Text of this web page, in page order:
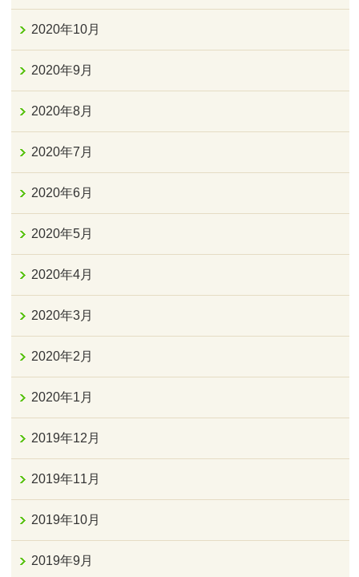
2020年10月
2020年9月
2020年8月
2020年7月
2020年6月
2020年5月
2020年4月
2020年3月
2020年2月
2020年1月
2019年12月
2019年11月
2019年10月
2019年9月